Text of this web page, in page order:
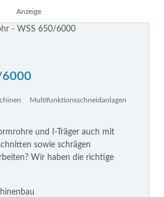
Anzeige
6000
Multifunktionsschneidanlagen
und I-Träger auch mit
sowie schrägen
Wir haben die richtige